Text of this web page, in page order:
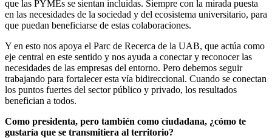
que las PYMEs se sientan incluidas. Siempre con la mirada puesta
en las necesidades de la sociedad y del ecosistema universitario, para
que puedan beneficiarse de estas colaboraciones.
Y en esto nos apoya el Parc de Recerca de la UAB, que actúa como
eje central en este sentido y nos ayuda a conectar y reconocer las
necesidades de las empresas del entorno. Pero debemos seguir
trabajando para fortalecer esta vía bidireccional. Cuando se conectan
los puntos fuertes del sector público y privado, los resultados
benefician a todos.
Como presidenta, pero también como ciudadana, ¿cómo te
gustaría que se transmitiera al territorio?